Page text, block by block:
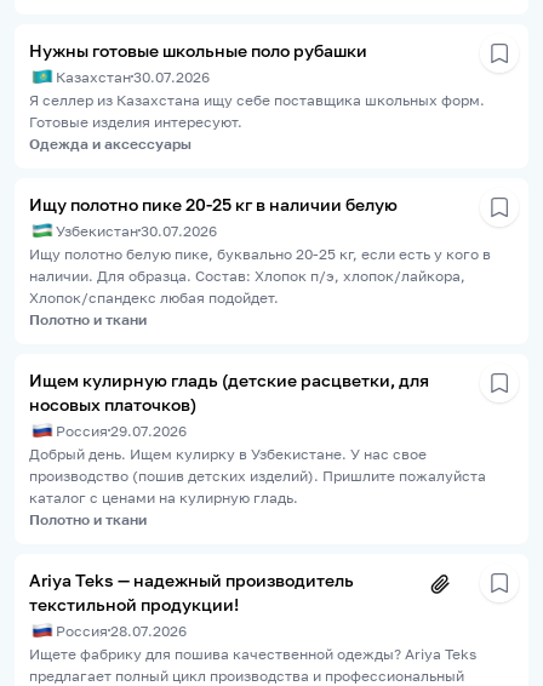
Нужны готовые школьные поло рубашки
Казахстан30.07.2026
Я селлер из Казахстана ищу себе поставщика школьных форм.
Готовые изделия интересуют.
Одежда и аксессуары
Ищу полотно пике 20-25 кг в наличии белую
Узбекистан30.07.2026
Ищу полотно белую пике, буквально 20-25 кг, если есть у кого в
наличии. Для образца. Состав: Хлопок п/э, хлопок/лайкора,
Хлопок/спандекс любая подойдет.
Полотно и ткани
Ищем кулирную гладь (детские расцветки, для
носовых платочков)
Россия 29.07.2026
Добрый день. Ищем кулирку в Узбекистане. У нас свое
производство (пошив детских изделий). Пришлите пожалуйста
каталог с ценами на кулирную гладь.
Полотно и ткани
Ariya Teks — надежный производитель
текстильной продукции!
Россия 28.07.2026
Ищете фабрику для пошива качественной одежды? Ariya Teks
предлагает полный цикл производства и профессиональный